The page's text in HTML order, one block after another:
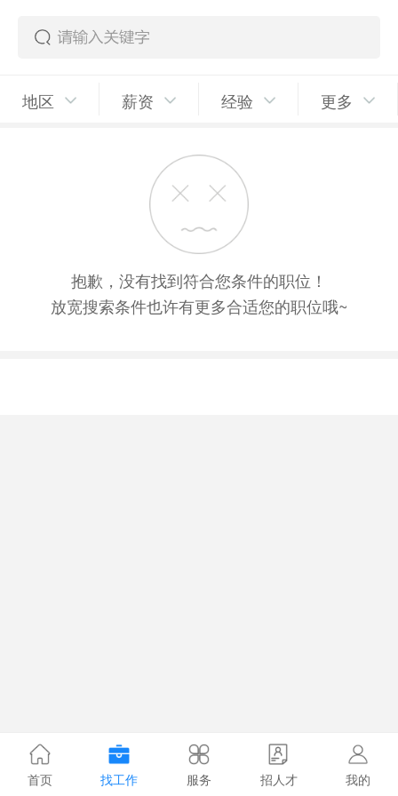
地区 薪资 经验 更多
抱歉，没有找到符合您条件的职位！
放宽搜索条件也许有更多合适您的职位哦~
首页 找工作 服务 招人才 我的